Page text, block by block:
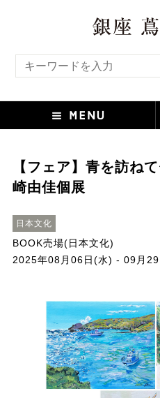
【フェア】青を訪ね
崎由佳個展
日本文化
BOOK売場(日本文化)
2025年08月06日(水) - 09月